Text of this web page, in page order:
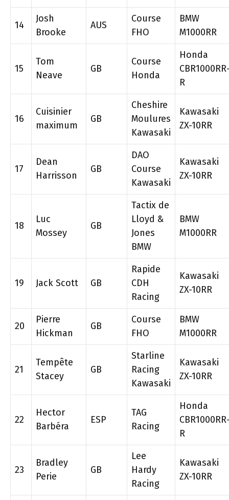
14
Josh
Brooke
AUS
Course
FHO
BMW
M1000RR
15
Tom
Neave
GB
Course
Honda
Honda
R
16
Cuisinier
maximum
GB
Cheshire
Moulures
Kawasaki
Kawasaki
ZX-10RR
17
Dean
Harrisson
GB
DAO
Course
Kawasaki
Kawasaki
ZX-10RR
18
Luc
Mossey
GB
Tactix de
Lloyd &
Jones
BMW
BMW
M1000RR
19 Jack Scott GB
Rapide
CDH
Racing
Kawasaki
ZX-10RR
20
Pierre
Hickman
GB
Course
FHO
BMW
M1000RR
21
Tempête
Stacey
GB
Starline
Racing
Kawasaki
Kawasaki
ZX-10RR
22
Hector
Barbéra
ESP
TAG
Racing
Honda
R
23
Bradley
Perie
GB
Lee
Hardy
Racing
Kawasaki
ZX-10RR